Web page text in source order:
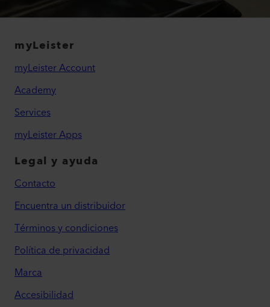
myLeister
myLeister Account
Academy
Services
myLeister Apps
Legal y ayuda
Contacto
Encuentra un distribuidor
Términos y condiciones
Política de privacidad
Marca
Accesibilidad